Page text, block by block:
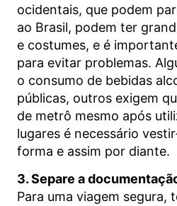
ocidentais, que podem
ao Brasil, podem ter
e costumes, e é
para evitar problemas.
o consumo de bebidas
públicas, outros exigem
de metrô mesmo após
lugares é necessário
forma e assim por diante.
3. Separe a
Para uma viagem segura,